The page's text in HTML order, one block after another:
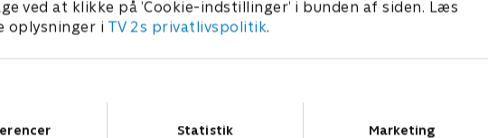
ved at klikke på ’Cookie-indstillinger’ i bunden af siden. Læs
oplysninger i TV 2s privatlivspolitik.
Statistik Marketing